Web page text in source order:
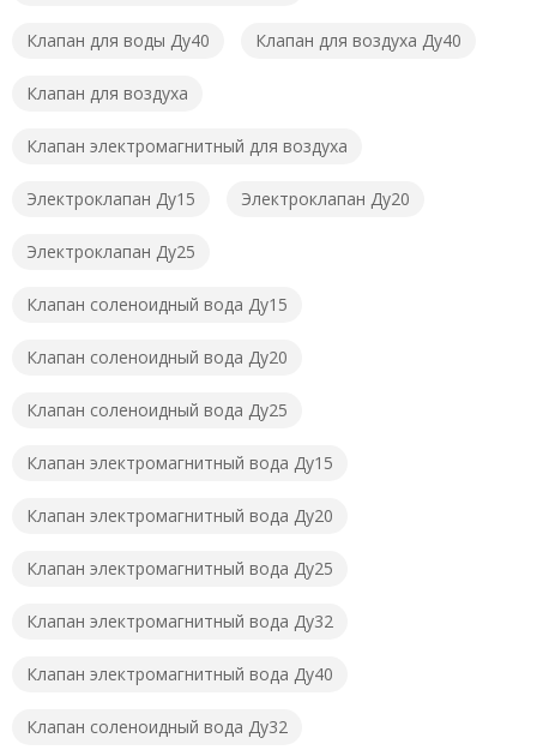
Клапан для воды Ду40 Клапан для воздуха Ду40
Клапан для воздуха
Клапан электромагнитный для воздуха
Электроклапан Ду15 Электроклапан Ду20
Электроклапан Ду25
Клапан соленоидный вода Ду15
Клапан соленоидный вода Ду20
Клапан соленоидный вода Ду25
Клапан электромагнитный вода Ду15
Клапан электромагнитный вода Ду20
Клапан электромагнитный вода Ду25
Клапан электромагнитный вода Ду32
Клапан электромагнитный вода Ду40
Клапан соленоидный вода Ду32